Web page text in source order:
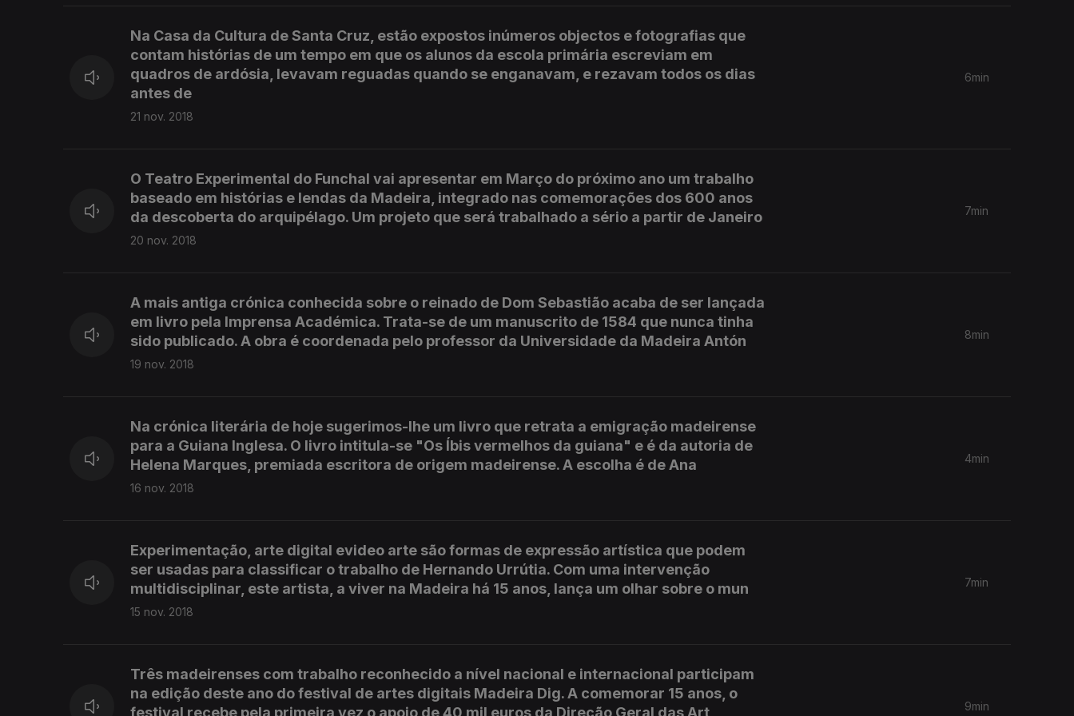
Na Casa da Cultura de Santa Cruz, estão expostos inúmeros objectos e fotografias que
contam histórias de um tempo em que os alunos da escola primária escreviam em
quadros de ardósia, levavam reguadas quando se enganavam, e rezavam todos os dias
antes de
21 nov. 2018
6min
O Teatro Experimental do Funchal vai apresentar em Março do próximo ano um trabalho
baseado em histórias e lendas da Madeira, integrado nas comemorações dos 600 anos
da descoberta do arquipélago. Um projeto que será trabalhado a sério a partir de Janeiro
20 nov. 2018
7min
A mais antiga crónica conhecida sobre o reinado de Dom Sebastião acaba de ser lançada
em livro pela Imprensa Académica. Trata-se de um manuscrito de 1584 que nunca tinha
sido publicado. A obra é coordenada pelo professor da Universidade da Madeira Antón
19 nov. 2018
8min
Na crónica literária de hoje sugerimos-lhe um livro que retrata a emigração madeirense
para a Guiana Inglesa. O livro intitula-se "Os Íbis vermelhos da guiana" e é da autoria de
Helena Marques, premiada escritora de origem madeirense. A escolha é de Ana
16 nov. 2018
4min
Experimentação, arte digital evideo arte são formas de expressão artística que podem
ser usadas para classificar o trabalho de Hernando Urrútia. Com uma intervenção
multidisciplinar, este artista, a viver na Madeira há 15 anos, lança um olhar sobre o mun
15 nov. 2018
7min
Três madeirenses com trabalho reconhecido a nível nacional e internacional participam
na edição deste ano do festival de artes digitais Madeira Dig. A comemorar 15 anos, o
festival recebe pela primeira vez o apoio de 40 mil euros da Direção Geral das Art
9min